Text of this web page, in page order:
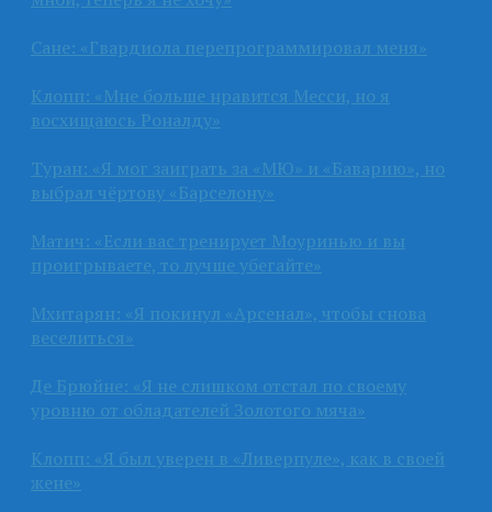
Сане: «Гвардиола перепрограммировал меня»
Клопп: «Мне больше нравится Месси, но я
восхищаюсь Роналду»
Туран: «Я мог заиграть за «МЮ» и «Баварию», но
выбрал чёртову «Барселону»
Матич: «Если вас тренирует Моуринью и вы
проигрываете, то лучше убегайте»
Мхитарян: «Я покинул «Арсенал», чтобы снова
веселиться»
Де Брюйне: «Я не слишком отстал по своему
уровню от обладателей Золотого мяча»
Клопп: «Я был уверен в «Ливерпуле», как в своей
жене»